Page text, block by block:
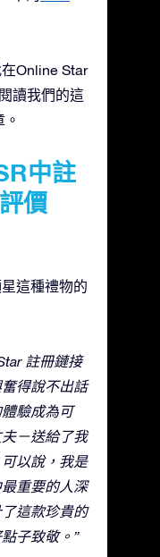
Online Star
讀我們的這
中註
價
這種禮物的
註冊鏈接
得說不出話
驗成為可
－送給了我
以說，我是
重要的人深
這款珍貴的
子致敬。”